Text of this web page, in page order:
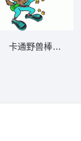
卡通野兽棒球运动